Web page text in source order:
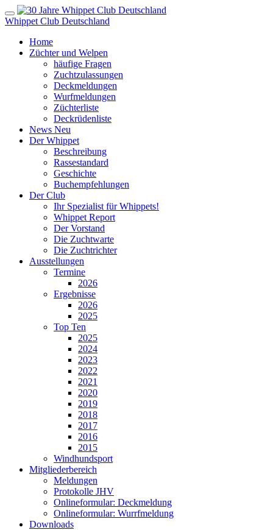
Whippet Club Deutschland
Home
Züchter und Welpen
häufige Fragen
Zuchtzulassungen
Deckmeldungen
Wurfmeldungen
Züchterliste
Deckrüdenliste
News Neu
Der Whippet
Beschreibung
Rassestandard
Geschichte
Buchempfehlungen
Der Club
Ihr Spezialist für Whippets!
Whippet Report
Der Vorstand
Die Zuchtwarte
Die Zuchtrichter
Ausstellungen
Termine
2026
Ergebnisse
2026
2025
Top Ten
2025
2024
2023
2022
2021
2020
2019
2018
2017
2016
2015
Windhundsport
Mitgliederbereich
Meldungen
Protokolle JHV
Onlineformular: Deckmeldung
Onlineformular: Wurrfmeldung
Downloads